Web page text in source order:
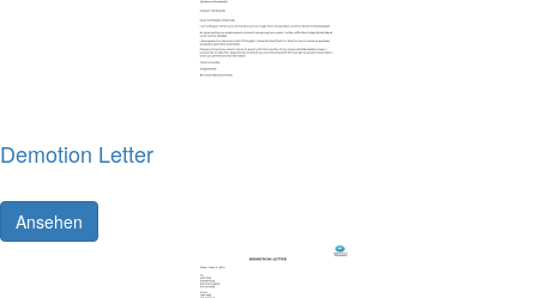
Demotion Letter
Ansehen